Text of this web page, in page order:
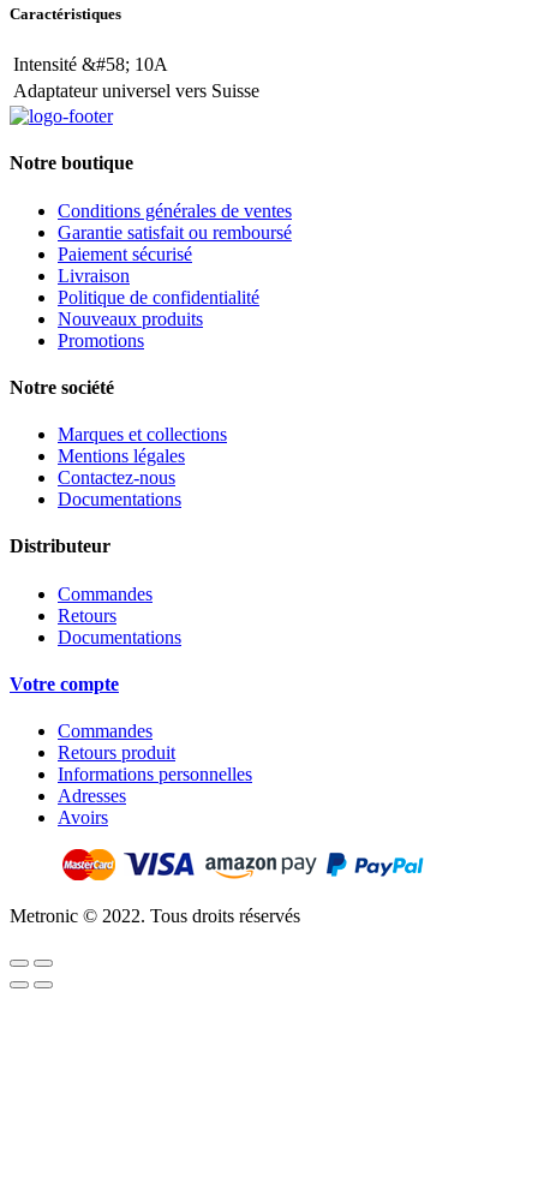
Caractéristiques
Intensité &#58; 10A
Adaptateur universel vers Suisse
Notre boutique
Conditions générales de ventes
Garantie satisfait ou remboursé
Paiement sécurisé
Livraison
Politique de confidentialité
Nouveaux produits
Promotions
Notre société
Marques et collections
Mentions légales
Contactez-nous
Documentations
Distributeur
Commandes
Retours
Documentations
Votre compte
Commandes
Retours produit
Informations personnelles
Adresses
Avoirs
Metronic © 2022. Tous droits réservés